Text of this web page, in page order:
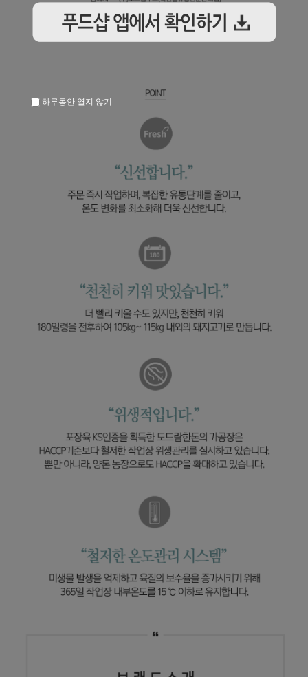
하루동안 열지 않기